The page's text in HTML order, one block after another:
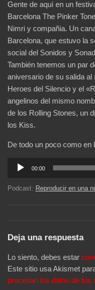
Gente de aquí en un
Barcelona The Pinker
Nimri y compañia. Un
Barcelona, que estuvo la
social del Sonidos y
También tenemos un par
aniversario de su salida
Heroes del Silencio y el
angelinos del mismo
de los Rolling Stones, un
los Kiss.
De todo un poco como en
Reproductor
audio
00:00
Podcast: Reproducir en una
Deja una respuesta
Lo siento, debes estar
Este sitio usa Akismet
procesan los datos de tus